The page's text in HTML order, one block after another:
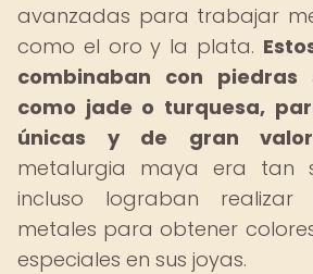
avanzadas para trabajar
como el oro y la plata.
combinaban con piedras
como jade o turquesa,
únicas y de gran
metalurgia maya era tan
incluso lograban realizar
metales para obtener
especiales en sus joyas.